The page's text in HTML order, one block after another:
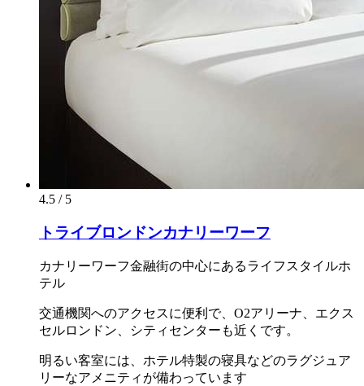
4.5 / 5
トライブロンドンカナリーワーフ
カナリーワーフ金融街の中心にあるライフスタイルホ
テル
交通機関へのアクセスに便利で、O2アリーナ、エクス
セルロンドン、シティセンターも近くです。
明るい客室には、ホテル特製の寝具などのラグジュア
リーなアメニティが備わっています